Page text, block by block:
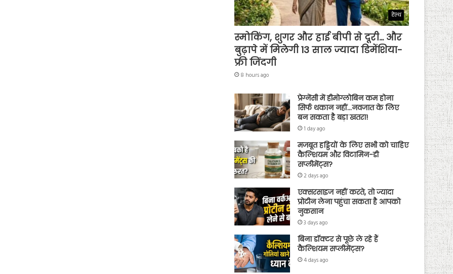
हेल्थ
स्मोकिंग, शुगर और हाई बीपी से दूरी… और
बुढ़ापे में मिलेगी 13 साल ज्यादा डिमेंशिया-
फ्री जिंदगी
8 hours ago
प्रेग्नेंसी में हीमोग्लोबिन कम होना
सिर्फ थकान नहीं…नवजात के लिए
बन सकता है बड़ा खतरा!
1 day ago
मजबूत हड्डियों के लिए सभी को चाहिए
कैल्शियम और विटामिन-डी
सप्लीमेंट्स?
2 days ago
एक्सरसाइज नहीं करते, तो ज्यादा
प्रोटीन लेना पहुंचा सकता है आपको
नुकसान
3 days ago
बिना डॉक्टर से पूछे ले रहे हैं
कैल्शियम सप्लीमेंट्स?
4 days ago